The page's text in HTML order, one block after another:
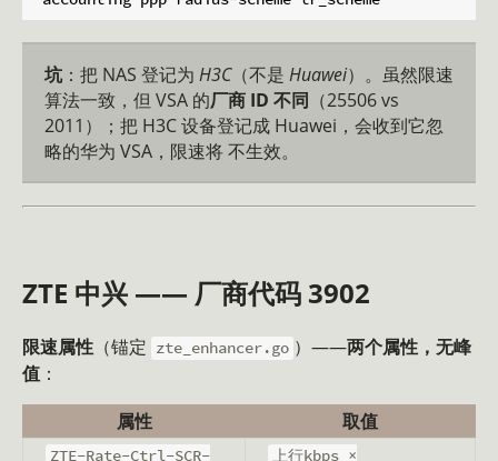
坑：把 NAS 登记为 H3C（不是 Huawei）。虽然限速
算法一致，但 VSA 的厂商 ID 不同 （25506 vs
2011）；把 H3C 设备登记成 Huawei，会收到它忽
略的华为 VSA，限速将 不生效。
ZTE 中兴 —— 厂商代码 3902
限速属性 （锚定 zte_enhancer.go ）——两个属性，无峰
值 ：
属性
取值
ZTE-Rate-Ctrl-SCR- 上行kbps ×